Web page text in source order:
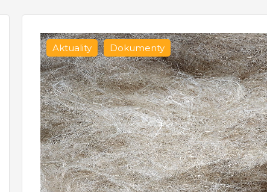
Aktuality Dokumenty